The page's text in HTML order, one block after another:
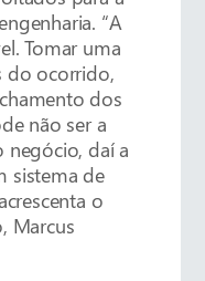
“A
Tomar uma
do ocorrido,
dos
não ser a
daí a
sistema de
o
Marcus